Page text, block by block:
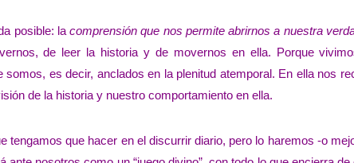
posible: la comprensión que nos permite abrirnos a nuestra
de leer la historia y de movernos en ella. Porque
somos, es decir, anclados en la plenitud atemporal. En ella nos
de la historia y nuestro comportamiento en ella.
tengamos que hacer en el discurrir diario, pero lo haremos -o